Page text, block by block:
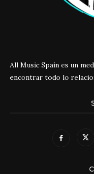
All Music Spain es un
encontrar todo lo